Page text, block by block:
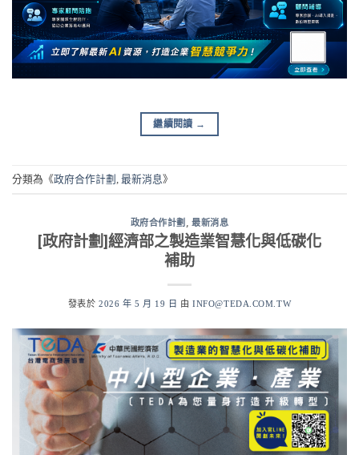
繼續閱讀 →
分類為《政府合作計劃 最新消息 》
政府合作計劃 ,最新消息
[政府計劃]經濟部之製造業智慧化與低碳化
補助
發表於2026 年 5 月 19 日 由INFO@TEDA.COM.TW